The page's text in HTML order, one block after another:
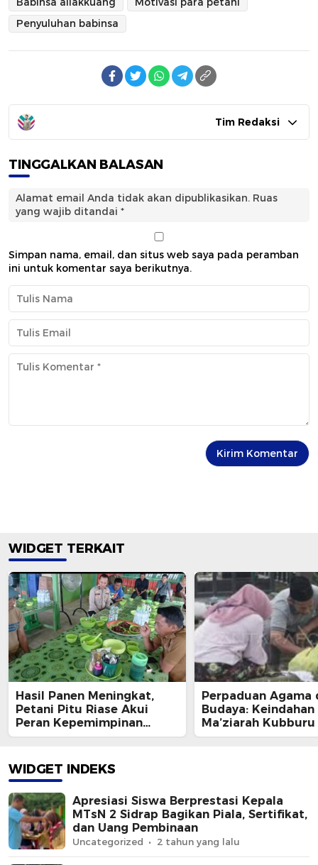
Penyuluhan babinsa
Tim Redaksi
TINGGALKAN BALASAN
Alamat email Anda tidak akan dipublikasikan. Ruas
yang wajib ditandai *
Simpan nama, email, dan situs web saya pada peramban
ini untuk komentar saya berikutnya.
WIDGET TERKAIT
Hasil Panen Meningkat,
Petani Pitu Riase Akui
Peran Kepemimpinan
Bupati SAR dan Zakat
Perpaduan Agama
Budaya:
Ma’ziarah
Ma’burasa di
WIDGET INDEKS
Apresiasi Siswa Berprestasi Kepala
MTsN 2 Sidrap Bagikan Piala, Sertifikat,
dan Uang Pembinaan
Uncategorized 2 tahun yang lalu